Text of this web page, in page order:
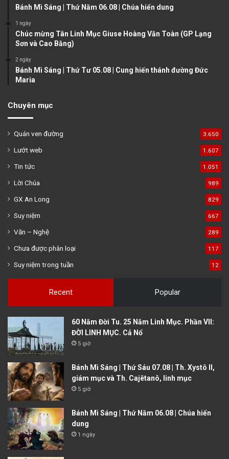
e
Bánh Mì Sáng | Thứ Năm 06.08 | Chúa hiển dung
1 ngày
Chúc mừng Tân Linh Mục Giuse Hoàng Văn Toàn (GP Lạng
Sơn và Cao Bằng)
2 ngày
Bánh Mì Sáng | Thứ Tư 05.08 | Cung hiến thánh đường Đức
Maria
Chuyên mục
Quán ven đường 3.650
Lướt web 1.607
Tin tức 1.051
Lời Chúa 989
GX An Long 829
Suy niệm 667
Văn – Nghệ 289
Chưa được phân loại 117
Suy niệm trong tuần 12
Recent Popular
60 Năm Đời Tu. 25 Năm Linh Mục. Phần VII:
ĐỜI LINH MỤC. Cả Nổ
5 giờ
Bánh Mì Sáng | Thứ Sáu 07.08 | Th. Xystô II,
giám mục và Th. Cajêtanô, linh mục
5 giờ
Bánh Mì Sáng | Thứ Năm 06.08 | Chúa hiển
dung
1 ngày